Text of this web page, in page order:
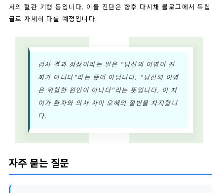
서의 혈관 기형 등입니다. 이들 진단은 향후 다시채 블로그에서 독립
글로 자세히 다룰 예정입니다.
검사 결과 정상이라는 말은 "당신의 이명이 진
짜가 아니다"라는 뜻이 아닙니다. "당신의 이명
은 위험한 원인이 아니다"라는 뜻입니다. 이 차
이가 환자와 의사 사이 오해의 절반을 차지합니
다.
자주 묻는 질문